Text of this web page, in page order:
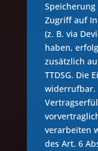
Zugriff auf
(z. B. via
haben,
zusätzlich
TTDSG. Die
widerrufbar.
verarbeiten
des Art. 6